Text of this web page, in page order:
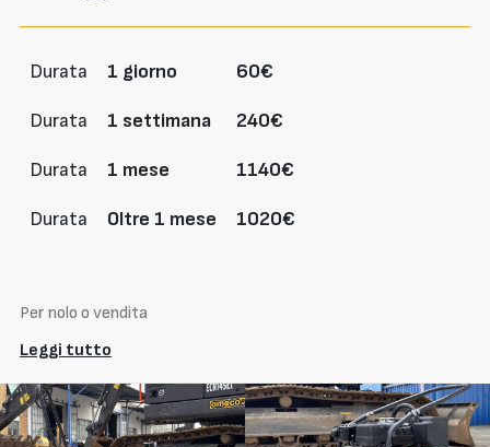
Durata 1 giorno 60€
Durata 1 settimana 240€
Durata 1 mese 1140€
Durata Oltre 1 mese 1020€
Per nolo o vendita
Leggi tutto